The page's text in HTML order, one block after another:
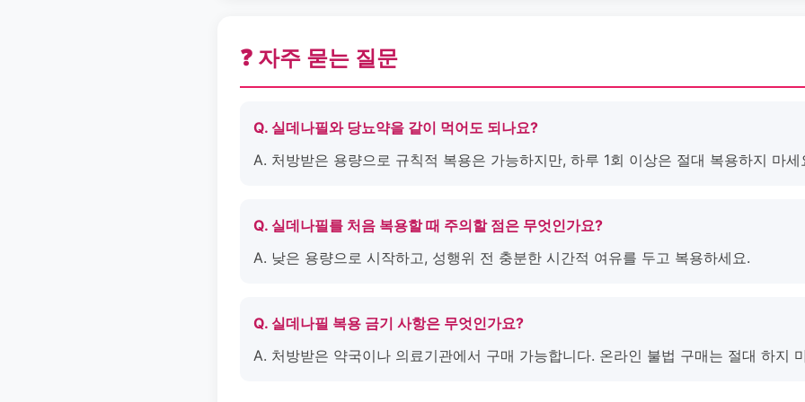
❓ 자주 묻는 질문
Q. 실데나필와 당뇨약을 같이 먹어도 되나요?
A. 처방받은 용량으로 규칙적 복용은 가능하지만, 하루 1회 이상은 절대 복용하지 마세
Q. 실데나필를 처음 복용할 때 주의할 점은 무엇인가요?
A. 낮은 용량으로 시작하고, 성행위 전 충분한 시간적 여유를 두고 복용하세요.
Q. 실데나필 복용 금기 사항은 무엇인가요?
A. 처방받은 약국이나 의료기관에서 구매 가능합니다. 온라인 불법 구매는 절대 하지